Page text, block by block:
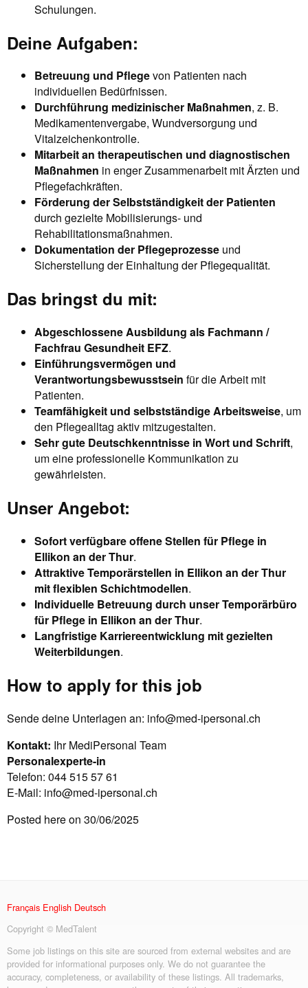
Schulungen.
Deine Aufgaben:
Betreuung und Pflegevon Patienten nach
individuellen Bedürfnissen.
Durchführung medizinischer Maßnahmen, z. B.
Medikamentenvergabe, Wundversorgung und
Vitalzeichenkontrolle.
Mitarbeit an therapeutischen und diagnostischen
Maßnahmen in enger Zusammenarbeit mit Ärzten und
Pflegefachkräften.
Förderung der Selbstständigkeit der Patienten
durch gezielte Mobilisierungs- und
Rehabilitationsmaßnahmen.
Dokumentation der Pflegeprozesse und
Sicherstellung der Einhaltung der Pflegequalität.
Das bringst du mit:
Abgeschlossene Ausbildung als Fachmann /
Fachfrau Gesundheit EFZ.
Einführungsvermögen und
Verantwortungsbewusstsein für die Arbeit mit
Patienten.
Teamfähigkeit und selbstständige Arbeitsweise, um
den Pflegealltag aktiv mitzugestalten.
Sehr gute Deutschkenntnisse in Wort und Schrift,
um eine professionelle Kommunikation zu
gewährleisten.
Unser Angebot:
Sofort verfügbare offene Stellen für Pflege in
Ellikon an der Thur.
Attraktive Temporärstellen in Ellikon an der Thur
mit flexiblen Schichtmodellen.
Individuelle Betreuung durch unser Temporärbüro
für Pflege in Ellikon an der Thur.
Langfristige Karriereentwicklung mit gezielten
Weiterbildungen.
How to apply for this job
Sende deine Unterlagen an: info@med-ipersonal.ch
Kontakt: Ihr MediPersonal Team
Personalexperte-in
Telefon: 044 515 57 61
E-Mail: info@med-ipersonal.ch
Posted here on 30/06/2025
Français English Deutsch
Copyright © MedTalent
Some job listings on this site are sourced from external websites and are
provided for informational purposes only. We do not guarantee the
accuracy, completeness, or availability of these listings. All trademarks,